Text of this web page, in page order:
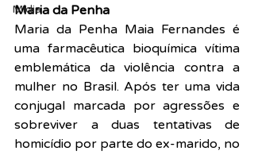
Midia
Maria da Penha
Maria da Penha Maia Fernandes é
uma farmacêutica bioquímica vítima
emblemática da violência contra a
mulher no Brasil. Após ter uma vida
conjugal marcada por agressões e
sobreviver a duas tentativas de
homicídio por parte do ex-marido, no